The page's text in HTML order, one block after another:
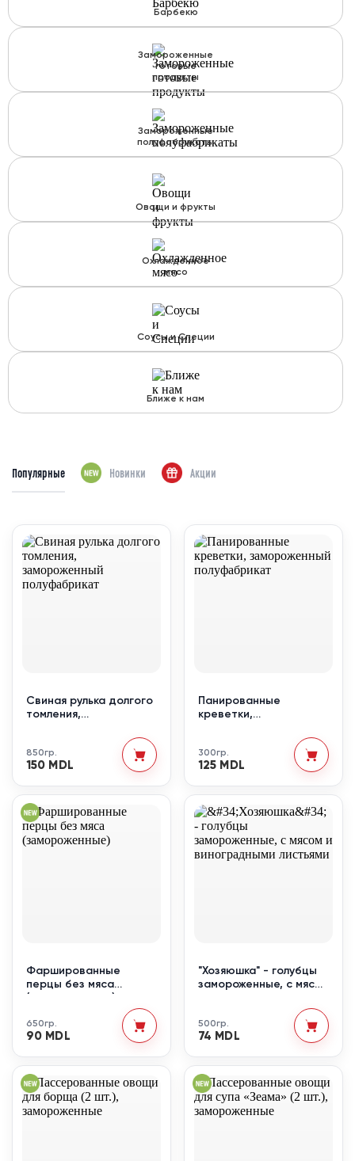
Барбекю
Замороженные
готовые
продукты
Замороженные
полуфабрикаты
Овощи и фрукты
Охлажденное
мясо
Соусы и Специи
Ближе к нам
Популярные Новинки Акции
Свиная рулька долгого
томления,
850гр.
150 MDL
Панированные
креветки,
300гр.
125 MDL
Фаршированные
перцы без мяса
650гр.
90 MDL
"Хозяюшка" - голубцы
замороженные, с мясом
500гр.
74 MDL